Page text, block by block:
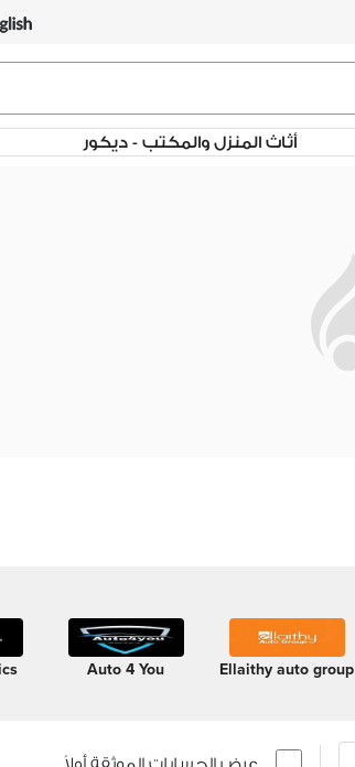
أثاث المنزل والمكتب - ديكور
Ellaithy auto group
Auto 4 You
عرض الحسابات الموثقة أولاً